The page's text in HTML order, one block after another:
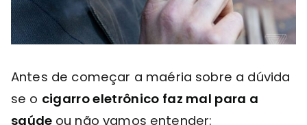
Antes de começar a maéria sobre a dúvida
se o cigarro eletrônico faz mal para a
saúde ou não vamos entender: